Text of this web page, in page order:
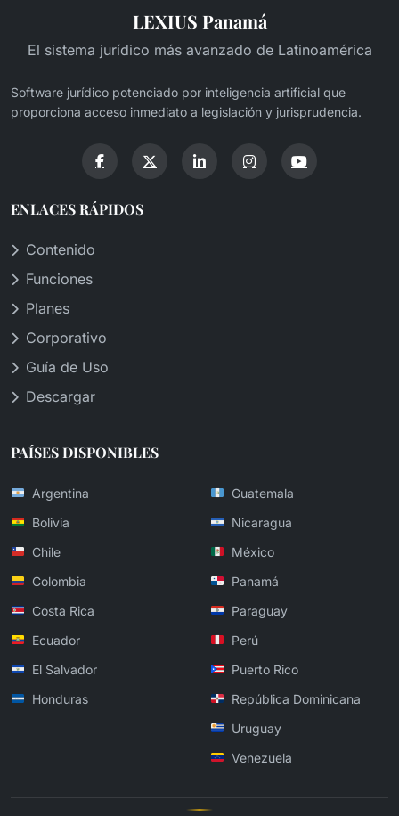
LEXIUS Panamá
El sistema jurídico más avanzado de Latinoamérica
Software jurídico potenciado por inteligencia artificial que
proporciona acceso inmediato a legislación y jurisprudencia.
ENLACES RÁPIDOS
Contenido
Funciones
Planes
Corporativo
Guía de Uso
Descargar
PAÍSES DISPONIBLES
Argentina
Bolivia
Chile
Colombia
Costa Rica
Ecuador
El Salvador
Honduras
Guatemala
Nicaragua
México
Panamá
Paraguay
Perú
Puerto Rico
República Dominicana
Uruguay
Venezuela